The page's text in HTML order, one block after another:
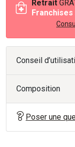
Retrait
Franchises
Conseil
Composition
Poser une